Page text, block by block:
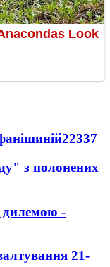
22337
з полонених
дилемою -
21-